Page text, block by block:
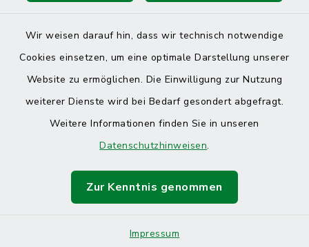
Wir weisen darauf hin, dass wir technisch notwendige
Cookies einsetzen, um eine optimale Darstellung unserer
Website zu ermöglichen. Die Einwilligung zur Nutzung
weiterer Dienste wird bei Bedarf gesondert abgefragt.
Weitere Informationen finden Sie in unseren
Datenschutzhinweisen.
Zur Kenntnis genommen
Impressum
Barrierefreiheit
Sitemap